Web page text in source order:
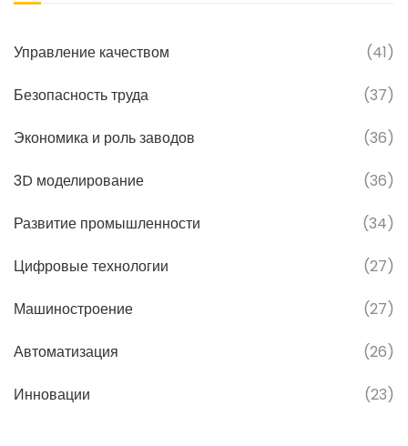
Управление качеством (41)
Безопасность труда (37)
Экономика и роль заводов (36)
3D моделирование (36)
Развитие промышленности (34)
Цифровые технологии (27)
Машиностроение (27)
Автоматизация (26)
Инновации (23)